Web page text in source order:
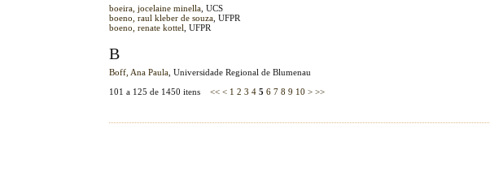
boeira, jocelaine minella , UCS
boeno, raul kleber de souza , UFPR
boeno, renate kottel
, UFPR
B
Boff, Ana Paula , Universidade Regional de Blumenau
101 a 125 de 1450 itens<< < 1 2 3 4 5 6 7 8 9 10 > >>